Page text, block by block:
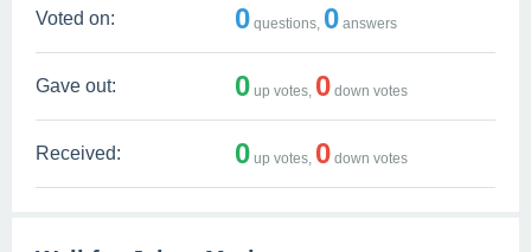
Voted on: 0 questions, 0 answers
Gave out: 0 up votes, 0 down votes
Received: 0 up votes, 0 down votes